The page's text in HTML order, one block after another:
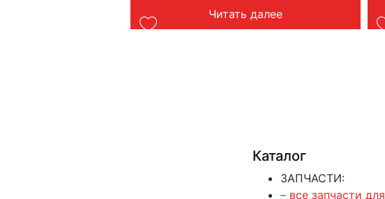
Читать далее
Каталог
ЗАПЧАСТИ:
– все запчасти для